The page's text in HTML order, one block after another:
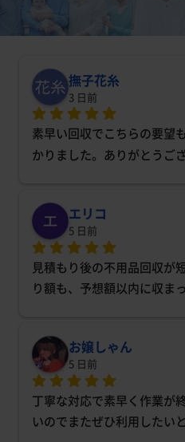
撫子花糸
3 日前
素早い回収でこちらの要望
かりました。ありがとうご
エリコ
5 日前
見積もり後の不用品回収が
り額も、予想額以内に収ま
お嬢しゃん
5 日前
丁寧な対応で素早く作業が
いのでまたぜひ利用したい